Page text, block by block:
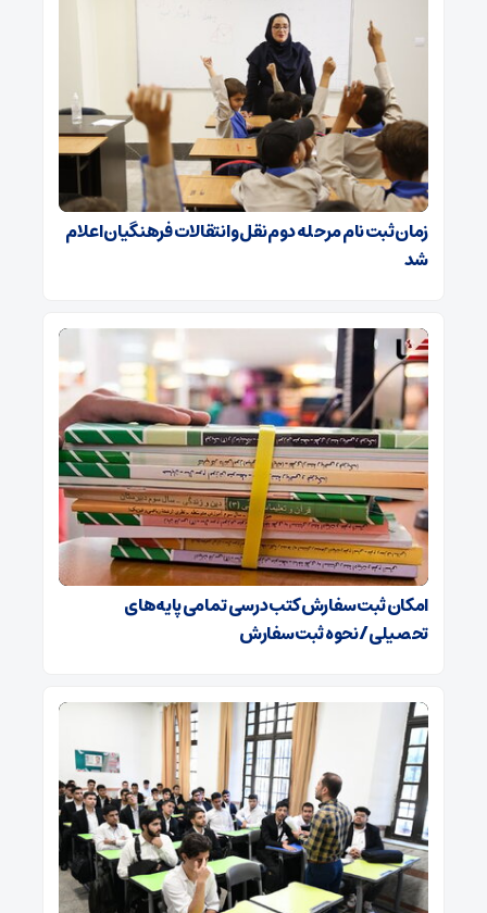
زمان ثبت نام مرحله دوم نقل و انتقالات فرهنگیان اعلام
شد
امکان ثبت سفارش کتب درسی تمامی پایه‌های
تحصیلی/ نحوه ثبت سفارش